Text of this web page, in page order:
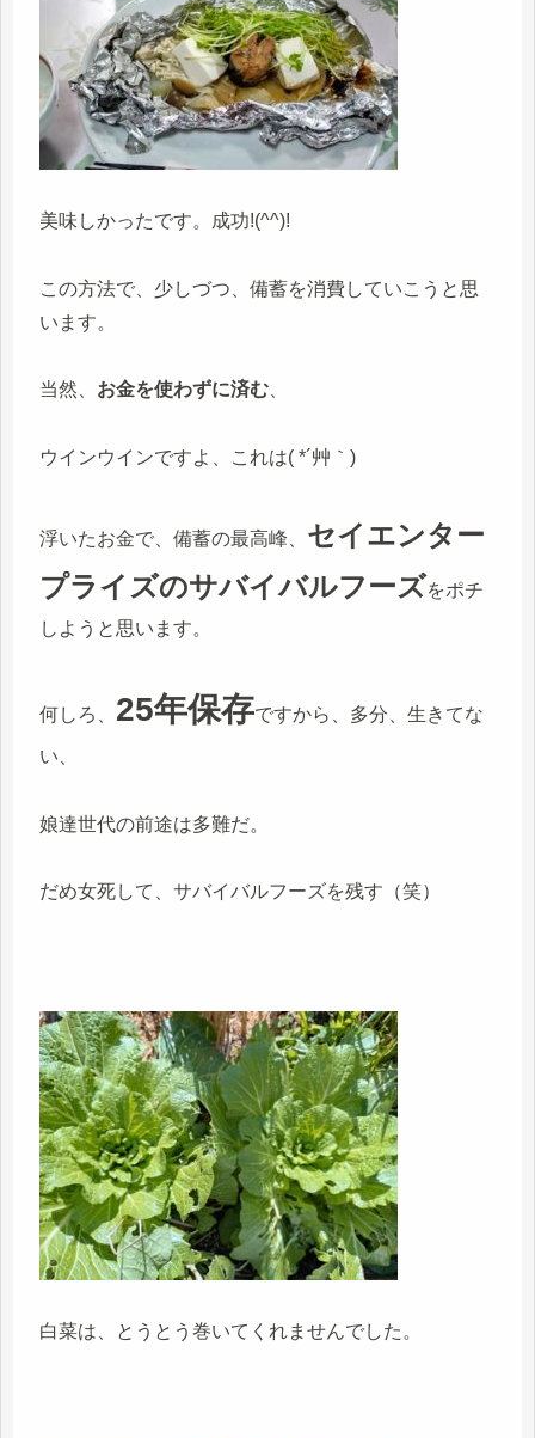
美味しかったです。成功!(^^)!
この方法で、少しづつ、備蓄を消費していこうと思
います。
当然、 お金を使わずに済む、
ウインウインですよ、これは( *´艸｀)
浮いたお金で、備蓄の最高峰、 セイエンター
プライズのサバイバルフーズをポチ
しようと思います。
何しろ、 25年保存ですから、多分、生きてな
い、
娘達世代の前途は多難だ。
だめ女死して、サバイバルフーズを残す（笑）
白菜は、とうとう巻いてくれませんでした。